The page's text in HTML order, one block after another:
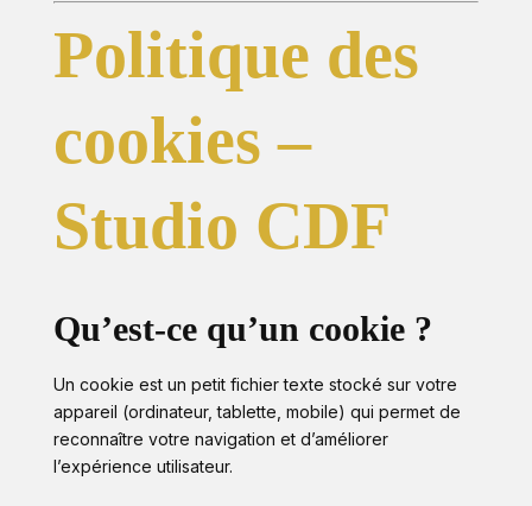
Politique des
cookies –
Studio CDF
Qu’est-ce qu’un cookie ?
Un cookie est un petit fichier texte stocké sur votre
appareil (ordinateur, tablette, mobile) qui permet de
reconnaître votre navigation et d’améliorer
l’expérience utilisateur.